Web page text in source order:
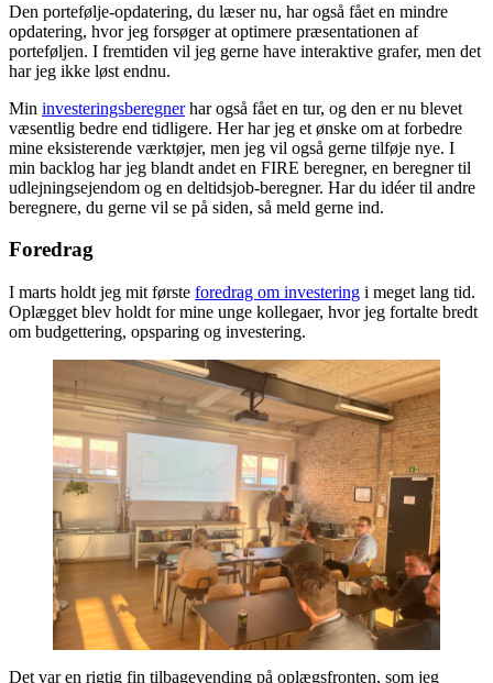
Den portefølje-opdatering, du læser nu, har også fået en mindre
opdatering, hvor jeg forsøger at optimere præsentationen af
porteføljen. I fremtiden vil jeg gerne have interaktive grafer, men det
har jeg ikke løst endnu.
Min investeringsberegnerhar også fået en tur, og den er nu blevet
væsentlig bedre end tidligere. Her har jeg et ønske om at forbedre
mine eksisterende værktøjer, men jeg vil også gerne tilføje nye. I
min backlog har jeg blandt andet en FIRE beregner, en beregner til
udlejningsejendom og en deltidsjob-beregner. Har du idéer til andre
beregnere, du gerne vil se på siden, så meld gerne ind.
Foredrag
I marts holdt jeg mit første foredrag om investering i meget lang tid.
Oplægget blev holdt for mine unge kollegaer, hvor jeg fortalte bredt
om budgettering, opsparing og investering.
Det var en rigtig fin tilbagevending på oplægsfronten, som jeg